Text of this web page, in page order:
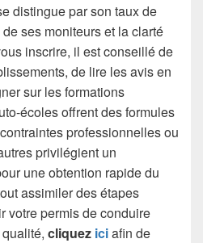
distingue par son taux de
ses moniteurs et la clarté
inscrire, il est conseillé de
de lire les avis en
sur les formations
écoles offrent des formules
professionnelles ou
privilégient un
une obtention rapide du
assimiler des étapes
votre permis de conduire
cliquez iciafin de